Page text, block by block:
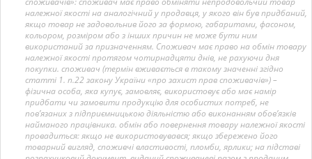
належної якості на аналогічний у продавця, у якого він був придбаний,
якщо товар не задовольнив його за формою, габаритами, фасоном,
кольором, розміром або з інших причин не може бути ним
використаний за призначенням. Споживач має право на обмін товару
належної якості протягом чотирнадцяти днів, не рахуючи дня
покупки. споживач (термін вживається в такому значенні згідно
статті 1. п.22 закону України «про захист прав споживачів») –
фізична особа, яка купує, замовляє, використовує або має намір
придбати чи замовити продукцію для особистих потреб, не
пов’язаних з підприємницькою діяльністю або виконанням обов’язків
найманого працівника. обмін або повернення товару належної якості
провадиться: якщо не використовувався; якщо збережено його
товарний вигляд, споживчі властивості, пломби, ярлики; на підставі